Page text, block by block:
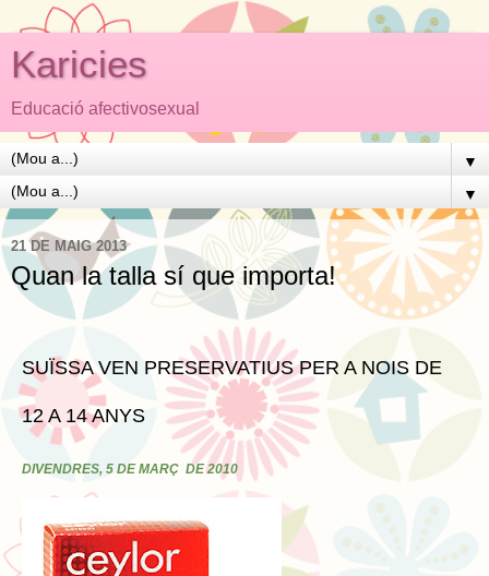
Karicies
Educació afectivosexual
▼
▼
21 DE MAIG 2013
Quan la talla sí que importa!
SUÏSSA VEN PRESERVATIUS PER A NOIS DE
12 A 14 ANYS
DIVENDRES, 5 DE MARÇ DE 2010